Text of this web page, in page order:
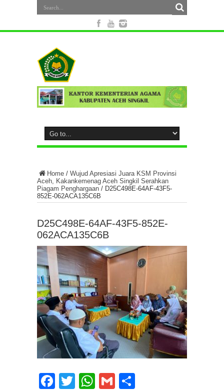
Home / Wujud Apresiasi Juara KSM Provinsi
Aceh, Kakankemenag Aceh Singkil Serahkan
Piagam Penghargaan / D25C498E-64AF-43F5-
852E-062ACA135C6B
D25C498E-64AF-43F5-852E-
062ACA135C6B
Facebook
TwitterWhatsApp
Gmail